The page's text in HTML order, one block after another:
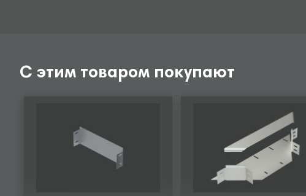
С этим товаром покупают